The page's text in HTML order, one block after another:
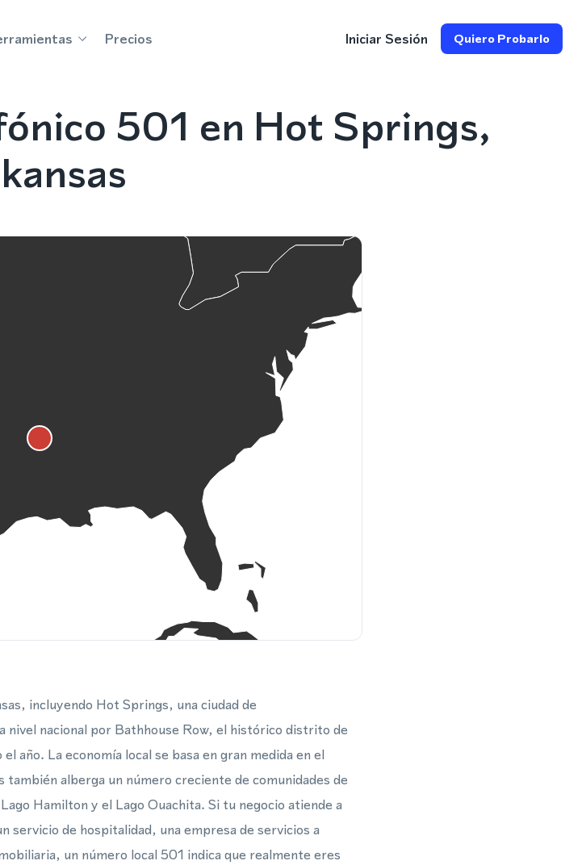
Precios Iniciar Sesión Quiero Probarlo
501 en Hot Springs,
incluyendo Hot Springs, una ciudad de
nacional por Bathhouse Row, el histórico distrito de
año. La economía local se basa en gran medida en el
alberga un número creciente de comunidades de
Hamilton y el Lago Ouachita. Si tu negocio atiende a
servicio de hospitalidad, una empresa de servicios a
un número local 501 indica que realmente eres